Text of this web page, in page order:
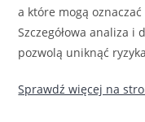
a które mogą
Szczegółowa analiza i
pozwolą uniknąć
Sprawdź więcej na